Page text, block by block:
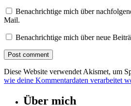
Benachrichtige mich über
Mail.
Benachrichtige mich über neue
Diese Website verwendet Akismet, um
wie deine Kommentardaten verarbeitet
Über mich